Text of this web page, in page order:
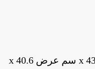
– أبعاد المنتج: 66 سم طول x 43.2 سم عرض x 40.6